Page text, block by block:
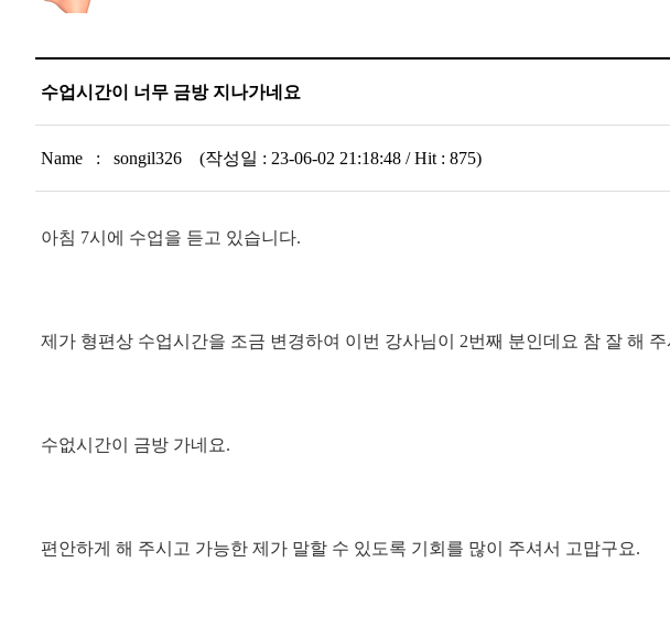
수업시간이 너무 금방 지나가네요
Name : songil326 (작성일 : 23-06-02 21:18:48 / Hit : 875)
아침 7시에 수업을 듣고 있습니다.
제가 형편상 수업시간을 조금 변경하여 이번 강사님이 2번째 분인데요 참 잘 해 주
수없시간이 금방 가네요.
편안하게 해 주시고 가능한 제가 말할 수 있도록 기회를 많이 주셔서 고맙구요.